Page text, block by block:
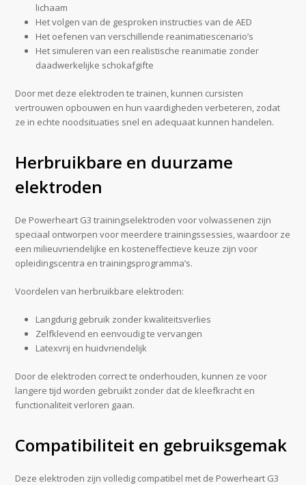
lichaam
Het volgen van de gesproken instructies van de AED
Het oefenen van verschillende reanimatiescenario’s
Het simuleren van een realistische reanimatie zonder
daadwerkelijke schokafgifte
Door met deze elektroden te trainen, kunnen cursisten
vertrouwen opbouwen en hun vaardigheden verbeteren, zodat
ze in echte noodsituaties snel en adequaat kunnen handelen.
Herbruikbare en duurzame
elektroden
De Powerheart G3 trainingselektroden voor volwassenen zijn
speciaal ontworpen voor meerdere trainingssessies, waardoor ze
een milieuvriendelijke en kosteneffectieve keuze zijn voor
opleidingscentra en trainingsprogramma’s.
Voordelen van herbruikbare elektroden:
Langdurig gebruik zonder kwaliteitsverlies
Zelfklevend en eenvoudig te vervangen
Latexvrij en huidvriendelijk
Door de elektroden correct te onderhouden, kunnen ze voor
langere tijd worden gebruikt zonder dat de kleefkracht en
functionaliteit verloren gaan.
Compatibiliteit en gebruiksgemak
Deze elektroden zijn volledig compatibel met de Powerheart G3